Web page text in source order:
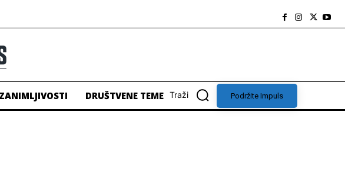
ZANIMLJIVOSTI DRUŠTVENE TEME Traži Podržite Impuls